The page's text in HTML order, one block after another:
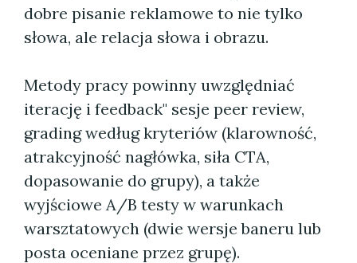
dobre pisanie reklamowe to nie tylko
słowa, ale relacja słowa i obrazu.
Metody pracy powinny uwzględniać
iterację i feedback" sesje peer review,
grading według kryteriów (klarowność,
atrakcyjność nagłówka, siła CTA,
dopasowanie do grupy), a także
wyjściowe A/B testy w warunkach
warsztatowych (dwie wersje baneru lub
posta oceniane przez grupę).